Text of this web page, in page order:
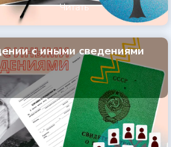
Читать
с иными сведениями